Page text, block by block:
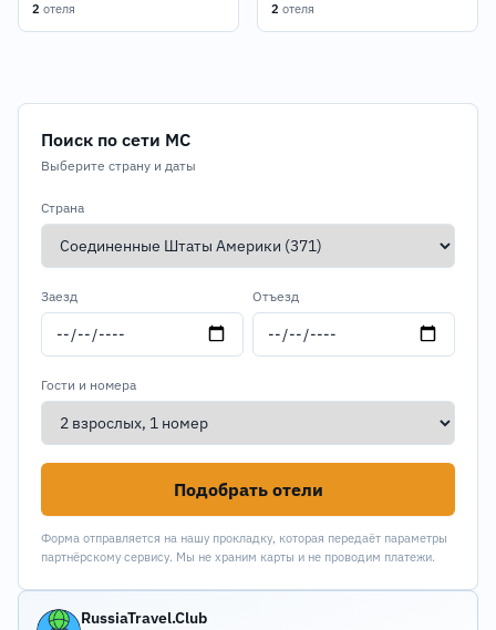
2 отеля 2 отеля
Поиск по сети MC
Выберите страну и даты
Страна
Заезд Отъезд
Гости и номера
Подобрать отели
Форма отправляется на нашу прокладку, которая передаёт параметры
партнёрскому сервису. Мы не храним карты и не проводим платежи.
RussiaTravel.Club